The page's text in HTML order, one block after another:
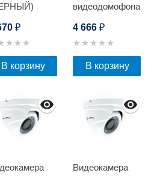
₽
В корзину
видеодомофона
4 666 ₽
В корзину
Видеокамера